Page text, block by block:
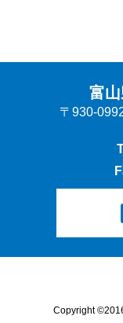
富
〒930-
Copyright